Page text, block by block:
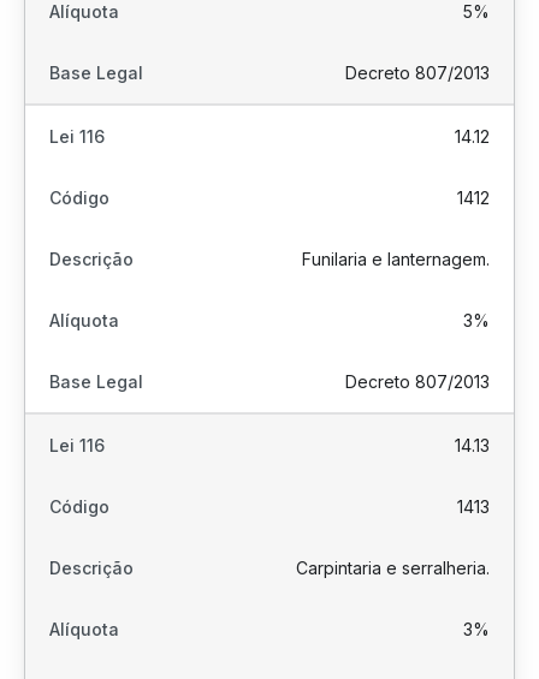
5%
Decreto 807/2013
14.12
1412
Funilaria e lanternagem.
3%
Decreto 807/2013
14.13
1413
Carpintaria e serralheria.
3%